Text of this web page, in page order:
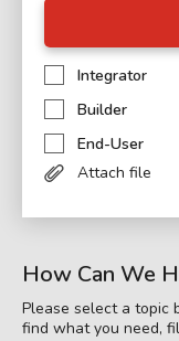
Integrator
Builder
End-User
Attach file
How Can We
Please select a topic
find what you need,